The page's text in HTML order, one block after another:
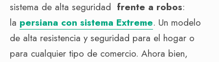
sistema de alta seguridad frente a robos:
la persiana con sistema Extreme. Un modelo
de alta resistencia y seguridad para el hogar o
para cualquier tipo de comercio. Ahora bien,